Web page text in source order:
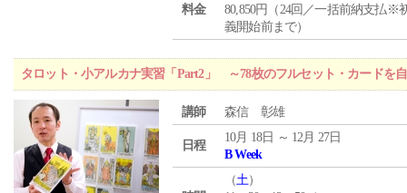
料金
80,850円（24回／一括前納支払※
義開始前まで）
タロット・小アルカナ実習「Part2」 ～78枚のフルセット・カードを
講師 森信 彰雄
日程
10月 18日 ～ 12月 27日
B Week
（土）